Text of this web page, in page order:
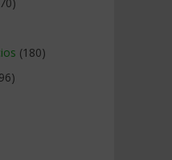
(180)